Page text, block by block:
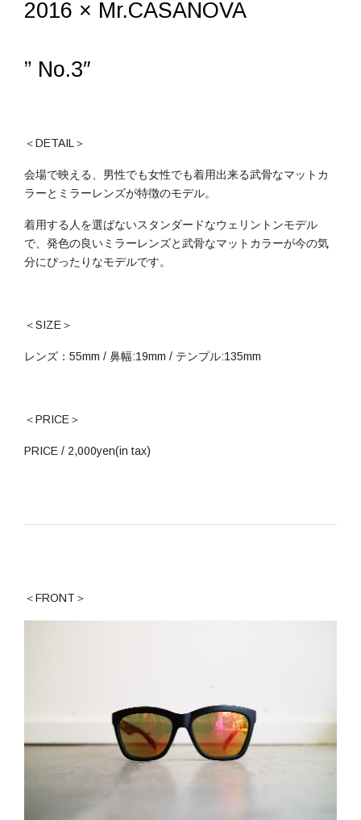
2016 × Mr.CASANOVA
” No.3″
＜DETAIL＞
会場で映える、男性でも女性でも着用出来る武骨なマットカ
ラーとミラーレンズが特徴のモデル。
着用する人を選ばないスタンダードなウェリントンモデル
で、発色の良いミラーレンズと武骨なマットカラーが今の気
分にぴったりなモデルです。
＜SIZE＞
レンズ：55mm / 鼻幅:19mm / テンプル:135mm
＜PRICE＞
PRICE / 2,000yen(in tax)
＜FRONT＞